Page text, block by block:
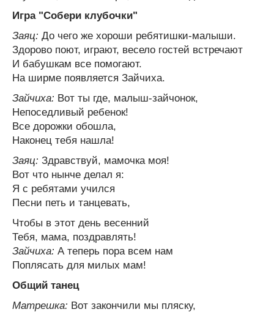
Игра "Собери клубочки"
Заяц: До чего же хороши ребятишки-малыши.
Здорово поют, играют, весело гостей встречают
И бабушкам все помогают.
На ширме появляется Зайчиха.
Зайчиха: Вот ты где, малыш-зайчонок,
Непоседливый ребенок!
Все дорожки обошла,
Наконец тебя нашла!
Заяц: Здравствуй, мамочка моя!
Вот что нынче делал я:
Я с ребятами учился
Песни петь и танцевать,
Чтобы в этот день весенний
Тебя, мама, поздравлять!
Зайчиха: А теперь пора всем нам
Поплясать для милых мам!
Общий танец
Матрешка: Вот закончили мы пляску,